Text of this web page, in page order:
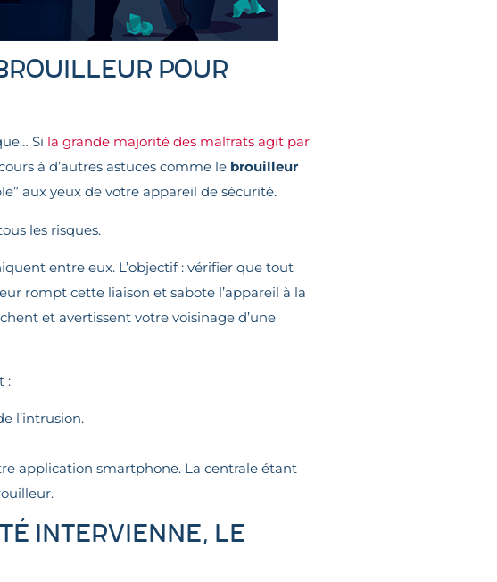
brouilleur pour
Si la grande majorité des malfrats agit par
à d’autres astuces comme le brouilleur
aux yeux de votre appareil de sécurité.
les risques.
entre eux. L’objectif : vérifier que tout
rompt cette liaison et sabote l’appareil à la
et avertissent votre voisinage d’une
:
l’intrusion.
application smartphone. La centrale étant
intervienne, le